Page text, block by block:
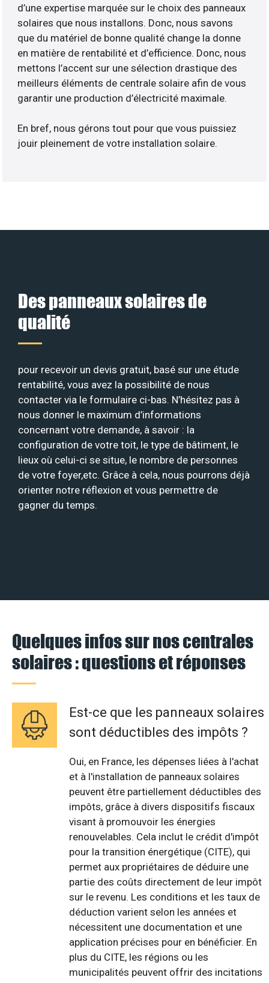
d’une expertise marquée sur le choix des panneaux
solaires que nous installons. Donc, nous savons
que du matériel de bonne qualité change la donne
en matière de rentabilité et d’efficience. Donc, nous
mettons l’accent sur une sélection drastique des
meilleurs éléments de centrale solaire afin de vous
garantir une production d’électricité maximale.
En bref, nous gérons tout pour que vous puissiez
jouir pleinement de votre installation solaire.
Des panneaux solaires de
qualité
pour recevoir un devis gratuit, basé sur une étude
rentabilité, vous avez la possibilité de nous
contacter via le formulaire ci-bas. N’hésitez pas à
nous donner le maximum d’informations
concernant votre demande, à savoir : la
configuration de votre toit, le type de bâtiment, le
lieux où celui-ci se situe, le nombre de personnes
de votre foyer,etc. Grâce à cela, nous pourrons déjà
orienter notre réflexion et vous permettre de
gagner du temps.
Quelques infos sur nos centrales
solaires : questions et réponses
Est-ce que les panneaux solaires
sont déductibles des impôts ?
Oui, en France, les dépenses liées à l'achat
et à l'installation de panneaux solaires
peuvent être partiellement déductibles des
impôts, grâce à divers dispositifs fiscaux
visant à promouvoir les énergies
renouvelables. Cela inclut le crédit d'impôt
pour la transition énergétique (CITE), qui
permet aux propriétaires de déduire une
partie des coûts directement de leur impôt
sur le revenu. Les conditions et les taux de
déduction varient selon les années et
nécessitent une documentation et une
application précises pour en bénéficier. En
plus du CITE, les régions ou les
municipalités peuvent offrir des incitations